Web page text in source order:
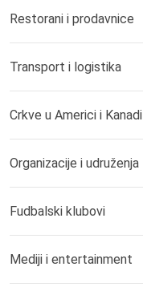
Restorani i prodavnice
Transport i logistika
Crkve u Americi i Kanadi
Organizacije i udruženja
Fudbalski klubovi
Mediji i entertainment